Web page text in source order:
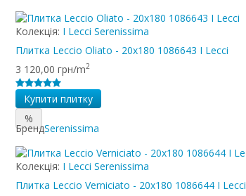
Колекція: I Lecci Serenissima
Плитка Leccio Oliato - 20x180 1086643 I Lecci
3 120,00 грн/m2
Купити плитку
%
БрендSerenissima
Колекція: I Lecci Serenissima
Плитка Leccio Verniciato - 20x180 1086644 I Lecci